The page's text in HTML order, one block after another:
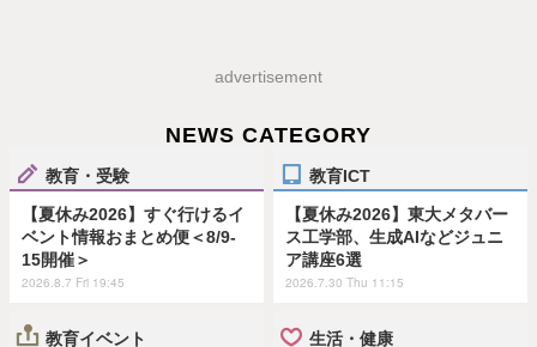
advertisement
NEWS CATEGORY
教育・受験
【夏休み2026】すぐ行けるイ
ベント情報おまとめ便＜8/9-
15開催＞
2026.8.7 Fri 19:45
教育ICT
【夏休み2026】東大メタバー
ス工学部、生成AIなどジュニ
ア講座6選
2026.7.30 Thu 11:15
教育イベント 生活・健康